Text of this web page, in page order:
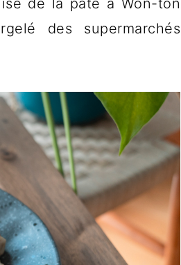
de la pâte à Won-ton
des supermarchés